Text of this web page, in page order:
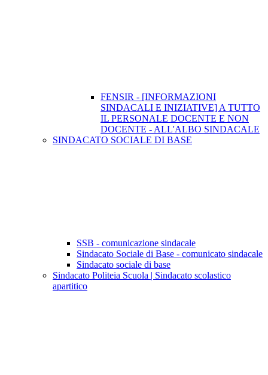
FENSIR - [INFORMAZIONI
SINDACALI E INIZIATIVE] A TUTTO
IL PERSONALE DOCENTE E NON
DOCENTE - ALL'ALBO SINDACALE
SINDACATO SOCIALE DI BASE
SSB - comunicazione sindacale
Sindacato Sociale di Base - comunicato sindacale
Sindacato sociale di base
Sindacato Politeia Scuola | Sindacato scolastico
apartitico